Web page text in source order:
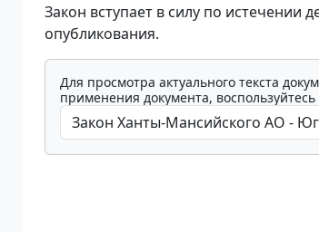
Закон вступает в силу по истечении
опубликования.
Для просмотра актуального текста
применения документа,